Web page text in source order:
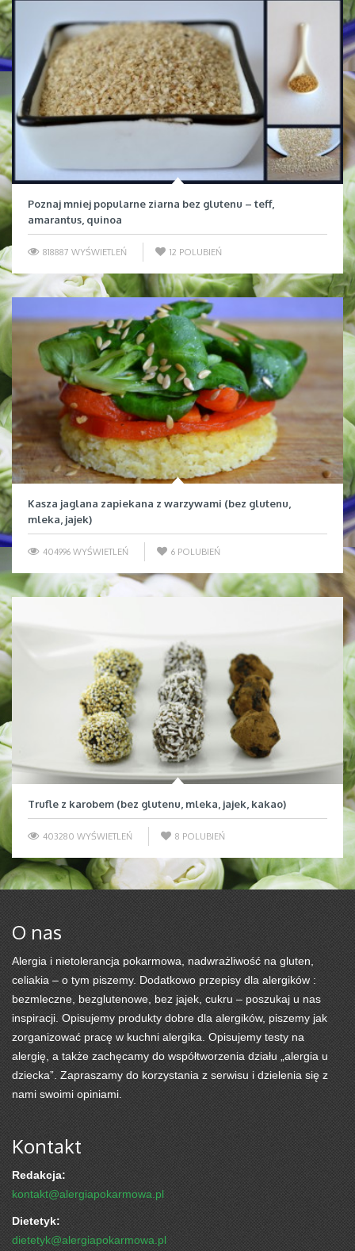
Poznaj mniej popularne ziarna bez glutenu – teff,
amarantus, quinoa
818887 WYŚWIETLEŃ 12 POLUBIEŃ
Kasza jaglana zapiekana z warzywami (bez glutenu,
mleka, jajek)
404996 WYŚWIETLEŃ 6 POLUBIEŃ
Trufle z karobem (bez glutenu, mleka, jajek, kakao)
403280 WYŚWIETLEŃ 8 POLUBIEŃ
O nas
Alergia i nietolerancja pokarmowa, nadwrażliwość na gluten,
celiakia – o tym piszemy. Dodatkowo przepisy dla alergików :
bezmleczne, bezglutenowe, bez jajek, cukru – poszukaj u nas
inspiracji. Opisujemy produkty dobre dla alergików, piszemy jak
zorganizować pracę w kuchni alergika. Opisujemy testy na
alergię, a także zachęcamy do współtworzenia działu „alergia u
dziecka”. Zapraszamy do korzystania z serwisu i dzielenia się z
nami swoimi opiniami.
Kontakt
Redakcja:
kontakt@alergiapokarmowa.pl
Dietetyk:
dietetyk@alergiapokarmowa.pl